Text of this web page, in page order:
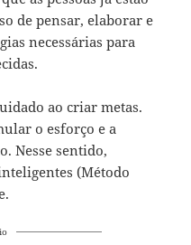
de pensar, elaborar e
necessárias para
ao criar metas.
o esforço e a
Nesse sentido,
(Método